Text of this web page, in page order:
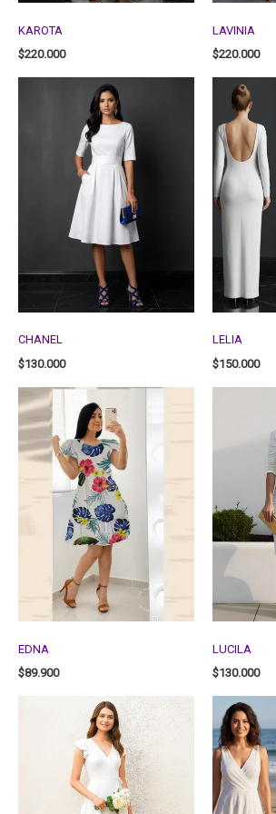
KAROTA
$220.000
LAVINIA
$220.000
CHANEL
$130.000
LELIA
$150.000
EDNA
$89.900
LUCILA
$130.000